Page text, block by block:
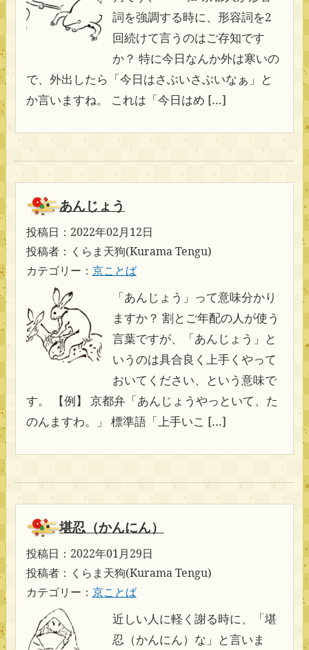
詞を強調する時に、形容詞を2
回続けて言うのはご存知です
か？ 特に今日なんか外は寒いの
で、外出したら「今日はさぶいさぶいなぁ」と
か言いますね。 これは「今日はめ […]
あんじょう
投稿日：2022年02月12日
投稿者：くらま天狗(Kurama Tengu)
カテゴリー： 京ことば
「あんじょう」って意味分かり
ますか？ 割とご年配の人が使う
言葉ですが、「あんじょう」と
いうのは具合良く上手くやって
おいてください、という意味で
す。 【例】 京都弁「あんじょうやっといて、た
のんますわ。」 標準語「上手いこ […]
堪忍（かんにん）
投稿日：2022年01月29日
投稿者：くらま天狗(Kurama Tengu)
カテゴリー： 京ことば
近しい人に軽く謝る時に、「堪
忍（かんにん）な」と言いま